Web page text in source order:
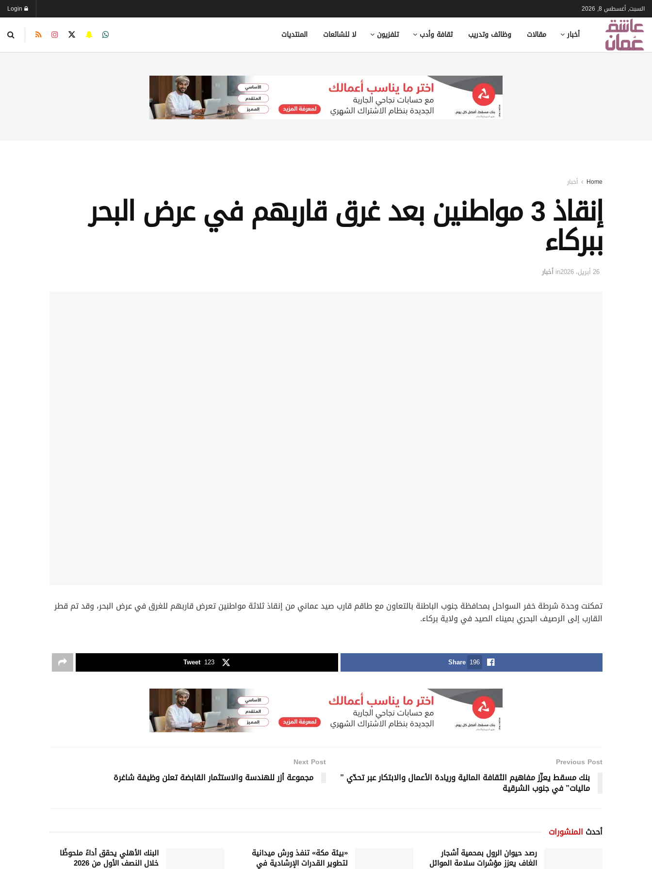
السبت, أغسطس 8, 2026
أخبار مقالات وظائف وتدريب ثقافة وأدب تلفزيون لا للشائعات المنتديات
Home أخبار
إنقاذ 3 مواطنين بعد غرق قاربهم في عرض البحر
ببركاء
26 أبريل، 2026 in أخبار
‏تمكنت وحدة شرطة خفر السواحل بمحافظة جنوب الباطنة بالتعاون مع طاقم قارب صيد عماني من إنقاذ ثلاثة مواطنين تعرض قاربهم للغرق في عرض البحر، وقد تم قطر
القارب إلى الرصيف البحري بميناء الصيد في ولاية بركاء.
Share 196
Tweet 123
Previous Post
بنك مسقط يعزّز مفاهيم الثقافة المالية وريادة الأعمال والابتكار عبر تحدّي ”
ماليات” في جنوب الشرقية
Next Post
مجموعة أزر للهندسة والاستثمار القابضة تعلن وظيفة شاغرة
أحدث المنشورات
رصد حيوان الرول بمحمية أشجار
الغاف يعزز مؤشرات سلامة الموائل
«بيئة مكة» تنفذ ورش ميدانية
لتطوير القدرات الإرشادية في
البنك الأهلي يحقق أداءً ملحوظًا
خلال النصف الأول من 2026